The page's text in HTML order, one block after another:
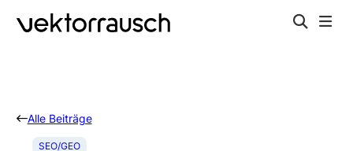
Alle Beiträge
SEO/GEO